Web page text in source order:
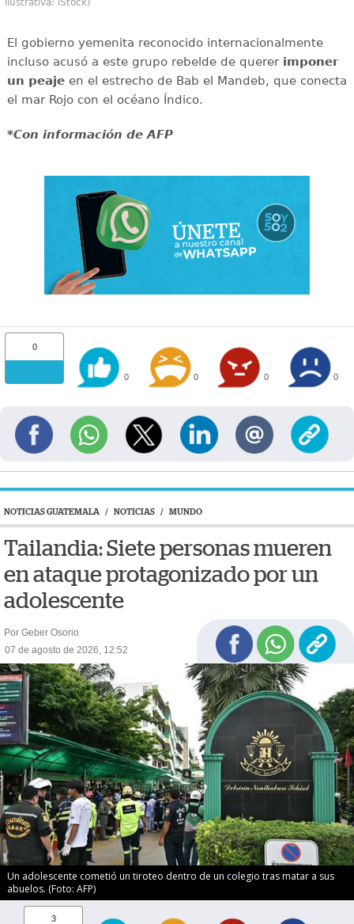
El gobierno yemenita reconocido internacionalmente
incluso acusó a este grupo rebelde de querer imponer
un peajeen el estrecho de Bab el Mandeb, que conecta
el mar Rojo con el océano Índico.
*Con información de AFP
0
0 0 0 0
NOTICIAS GUATEMALA / NOTICIAS / MUNDO
Tailandia: Siete personas mueren
en ataque protagonizado por un
adolescente
Por Geber Osorio
07 de agosto de 2026, 12:52
Un adolescente cometió un tiroteo dentro de un colegio tras matar a sus
abuelos. (Foto: AFP)
3